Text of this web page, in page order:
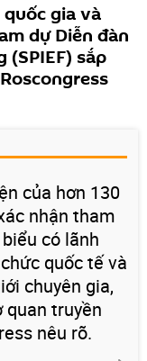
gia và
dự Diễn đàn
sắp
của hơn 130
nhận tham
có lãnh
quốc tế và
chuyên gia,
quan truyền
nêu rõ.